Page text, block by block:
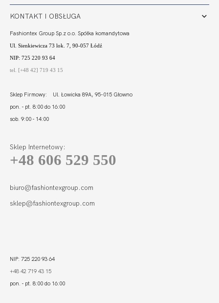
KONTAKT I OBSŁUGA
Fashiontex Group Sp.z o.o. Spółka komandytowa
Ul. Sienkiewicza 73 lok. 7, 90-057 Łódź
NIP: 725 220 93 64
tel. [+48 42] 719 43 15
Sklep Firmowy: Ul. Łowicka 89A, 95-015 Głowno
pon. - pt. 8:00 do 16:00
sob. 9:00 - 14:00
Sklep Internetowy:
+48 606 529 550
biuro@fashiontexgroup.com
sklep@fashiontexgroup.com
NIP: 725 220 93 64
+48 42 719 43 15
pon. - pt. 8:00 do 16:00